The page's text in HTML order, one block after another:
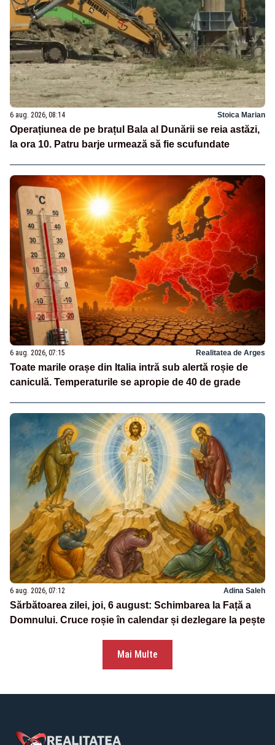
6 aug. 2026, 08:14 Stoica Marian
Operațiunea de pe brațul Bala al Dunării se reia astăzi,
la ora 10. Patru barje urmează să fie scufundate
6 aug. 2026, 07:15 Realitatea de Arges
Toate marile orașe din Italia intră sub alertă roșie de
caniculă. Temperaturile se apropie de 40 de grade
6 aug. 2026, 07:12 Adina Saleh
Sărbătoarea zilei, joi, 6 august: Schimbarea la Față a
Domnului. Cruce roșie în calendar și dezlegare la pește
Mai Multe